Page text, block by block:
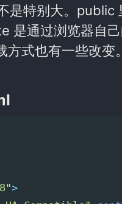
是特别大。
是通过浏览器自
方式也有一些改变
>